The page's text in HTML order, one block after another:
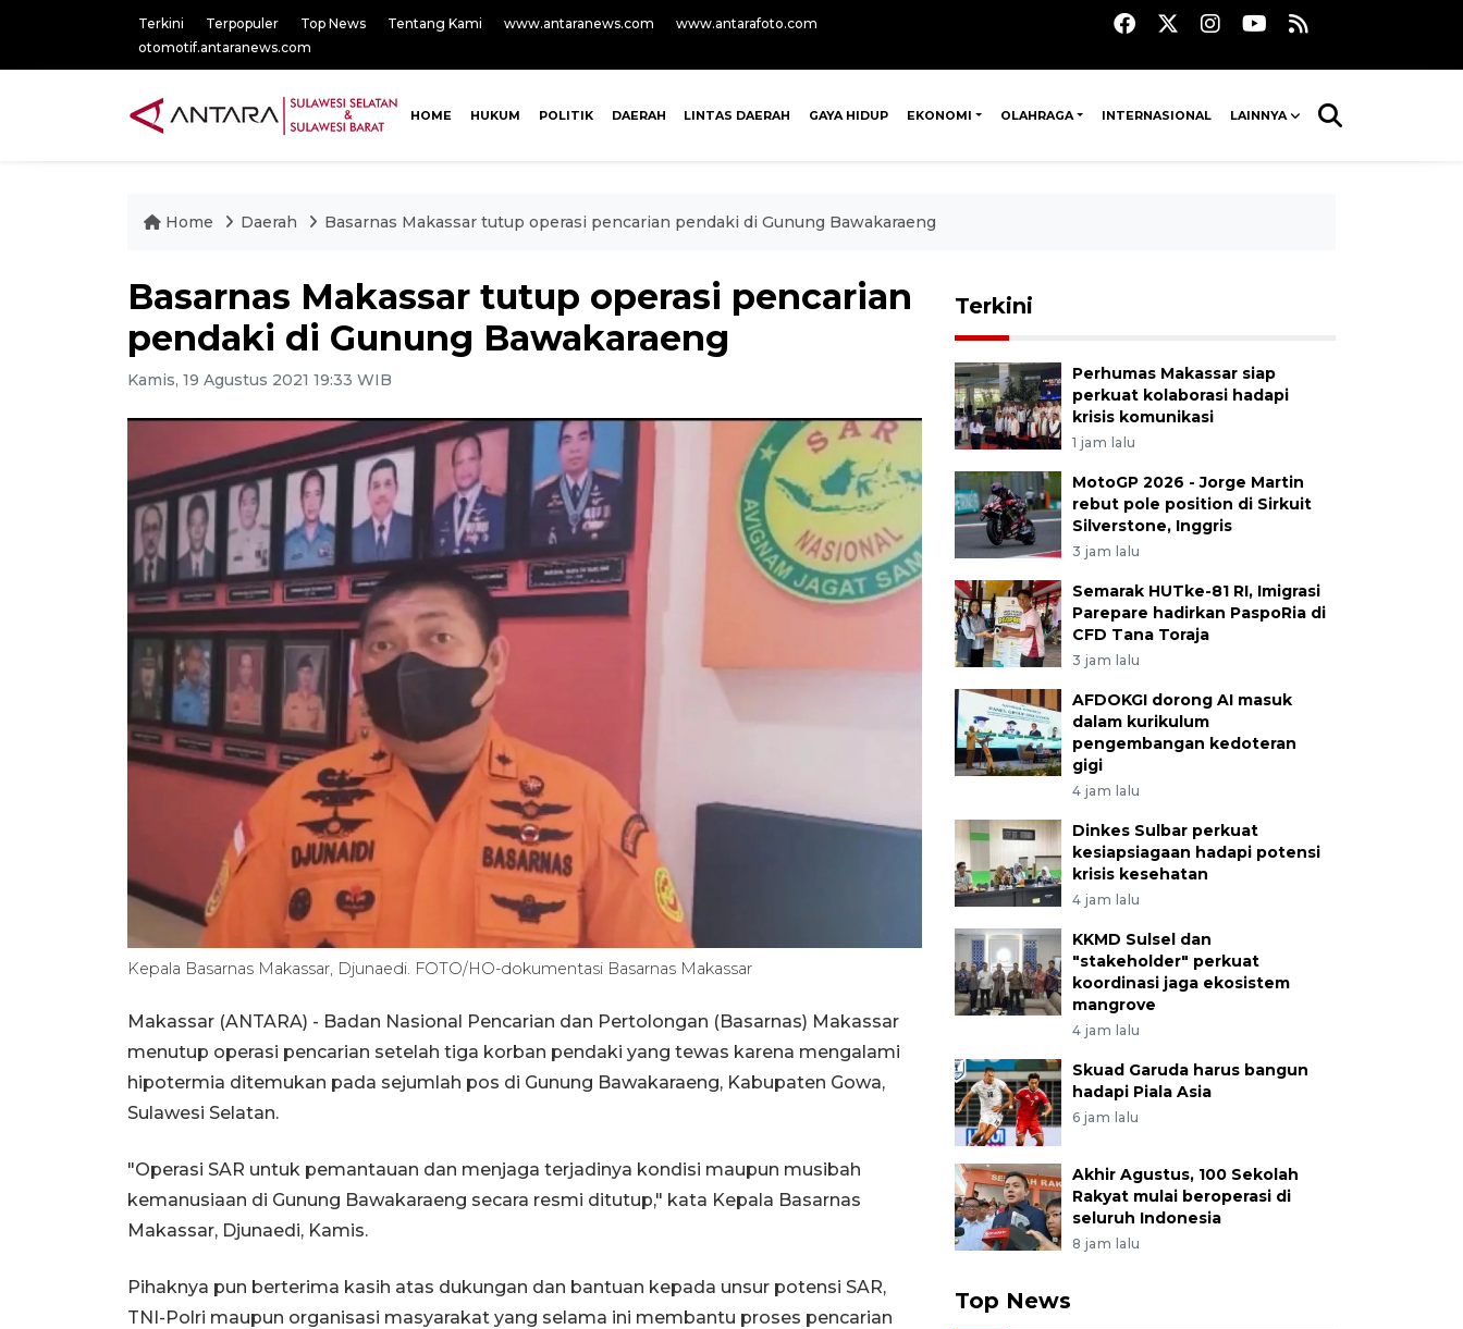
Terkini Terpopuler Top News Tentang Kami www.antaranews.com
www.antarafoto.com
otomotif.antaranews.com
HOME HUKUM POLITIK DAERAH LINTAS DAERAH GAYA HIDUP EKONOMI OLAHRAGA INTERNASIONAL LAINNYA
Home Daerah Basarnas Makassar tutup operasi pencarian pendaki di Gunung Bawakaraeng
Basarnas Makassar tutup operasi pencarian
pendaki di Gunung Bawakaraeng
Kamis, 19 Agustus 2021 19:33 WIB
Kepala Basarnas Makassar, Djunaedi. FOTO/HO-dokumentasi Basarnas Makassar
Makassar (ANTARA) - Badan Nasional Pencarian dan Pertolongan (Basarnas) Makassar
menutup operasi pencarian setelah tiga korban pendaki yang tewas karena mengalami
hipotermia ditemukan pada sejumlah pos di Gunung Bawakaraeng, Kabupaten Gowa,
Sulawesi Selatan.
"Operasi SAR untuk pemantauan dan menjaga terjadinya kondisi maupun musibah
kemanusiaan di Gunung Bawakaraeng secara resmi ditutup," kata Kepala Basarnas
Makassar, Djunaedi, Kamis.
Pihaknya pun berterima kasih atas dukungan dan bantuan kepada unsur potensi SAR,
TNI-Polri maupun organisasi masyarakat yang selama ini membantu proses pencarian
Terkini
Perhumas Makassar siap
perkuat kolaborasi hadapi
krisis komunikasi
1 jam lalu
MotoGP 2026 - Jorge Martin
rebut pole position di Sirkuit
Silverstone, Inggris
3 jam lalu
Semarak HUTke-81 RI, Imigrasi
Parepare hadirkan PaspoRia di
CFD Tana Toraja
3 jam lalu
AFDOKGI dorong AI masuk
dalam kurikulum
pengembangan kedoteran
gigi
4 jam lalu
Dinkes Sulbar perkuat
kesiapsiagaan hadapi potensi
krisis kesehatan
4 jam lalu
KKMD Sulsel dan
"stakeholder" perkuat
koordinasi jaga ekosistem
mangrove
4 jam lalu
Skuad Garuda harus bangun
hadapi Piala Asia
6 jam lalu
Akhir Agustus, 100 Sekolah
Rakyat mulai beroperasi di
seluruh Indonesia
8 jam lalu
Top News